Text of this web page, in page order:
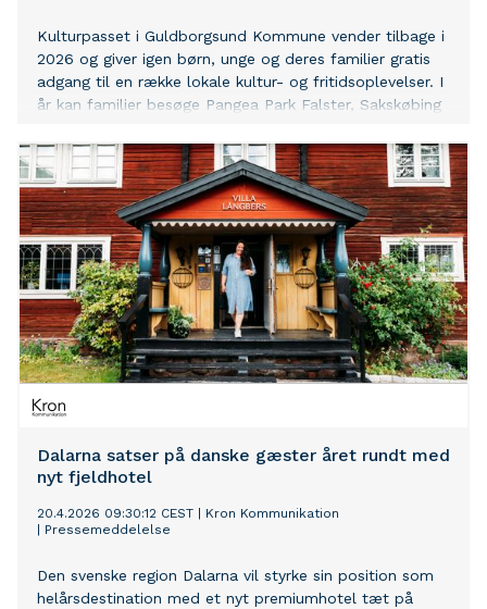
Kulturpasset i Guldborgsund Kommune vender tilbage i
2026 og giver igen børn, unge og deres familier gratis
adgang til en række lokale kultur- og fritidsoplevelser. I
år kan familier besøge Pangea Park Falster, Sakskøbing
to svømmehaller i kommunen.
Dalarna satser på danske gæster året rundt med
nyt fjeldhotel
20.4.2026 09:30:12 CEST
Kron Kommunikation
Pressemeddelelse
Den svenske region Dalarna vil styrke sin position som
helårsdestination med et nyt premiumhotel tæt på